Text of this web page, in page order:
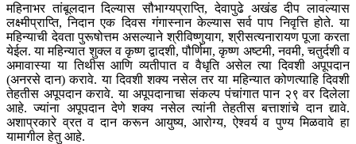
महिनाभर तांबूलदान दिल्यास सौभाग्यप्राप्ति, देवापुढे अखंड दीप लावल्यास
लक्ष्मीप्राप्ति, निदान एक दिवस गंगास्नान केल्यास सर्व पाप निवृत्ति होते. या
महिन्याची देवता पुरूषोत्तम असल्याने श्रीविष्णुयाग, श्रीसत्यनारायण पूजा करता
येईल. या महिन्यात शुक्ल व कृष्ण द्वादशी, पौर्णिमा, कृष्ण अष्टमी, नवमी, चतुर्दशी व
अमावास्या या तिथीस आणि व्यतीपात व वैधृति असेल त्या दिवशी अपूपदान
(अनरसे दान) करावे. या दिवशी शक्य नसेल तर या महिन्यात कोणत्याहि दिवशी
तेहतीस अपूपदान करावे. या अपूपदानाचा संकल्प पंचांगात पान २९ वर दिलेला
आहे. ज्यांना अपूपदान देणे शक्य नसेल त्यांनी तेहतीस बत्ताशांचे दान द्यावे.
अशाप्रकारे व्रत व दान करून आयुष्य, आरोग्य, ऐश्वर्य व पुण्य मिळवावे हा
यामागील हेतु आहे.